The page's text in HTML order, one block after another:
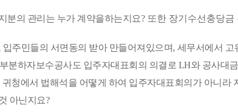
분의 관리는 누가 계약을하는지요? 또한 장기수선충당
주민들의 서면동의 받아 만들어져있으며, 세무서에서 고
분하자보수공사도 입주자대표회의 의결로 LH와 공사대
청에서 법해석을 어떻게 하여 입주자대표회의가 아니라
아닌지요?